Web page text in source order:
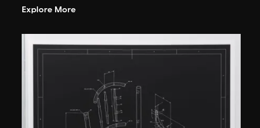
Explore More